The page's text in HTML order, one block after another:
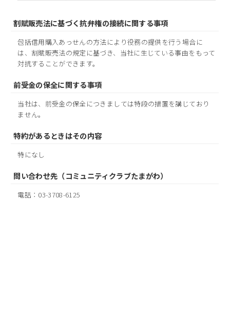
割賦販売法に基づく抗弁権の接続に関する事項
包括信用購入あっせんの方法により役務の提供を行う場合に
は、割賦販売法の規定に基づき、当社に生じている事由をもって
対抗することができます。
前受金の保全に関する事項
当社は、前受金の保全につきましては特段の措置を講じており
ません。
特約があるときはその内容
特になし
問い合わせ先（コミュニティクラブたまがわ）
電話：03-3708-6125